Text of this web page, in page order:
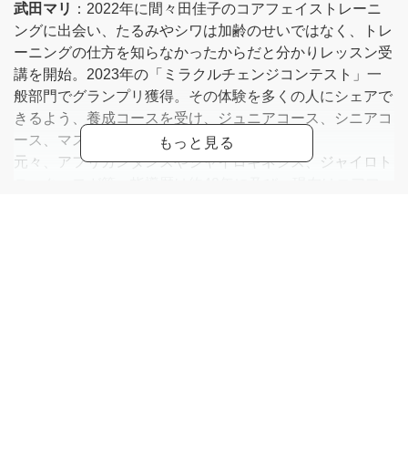
武田マリ ：2022年に間々田佳子のコアフェイストレーニ
ングに出会い、たるみやシワは加齢のせいではなく、トレ
ーニングの仕方を知らなかったからだと分かりレッスン受
講を開始。2023年の「ミラクルチェンジコンテスト」一
般部門でグランプリ獲得。その体験を多くの人にシェアで
きるよう、養成コースを受け、ジュニアコース、シニアコ
ース、マスターコースと一気に取得。
元々、アフリカンダンスやジャイロキネシス、ジャイロト